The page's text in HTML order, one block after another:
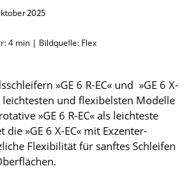
2025
4 min | Bildquelle: Flex
»GE 6 R-EC« und »GE 6 X-
leichtesten und flexibelsten Modelle
»GE 6 R-EC« als leichteste
»GE 6 X-EC« mit Exzenter-
Flexibilität für sanftes Schleifen